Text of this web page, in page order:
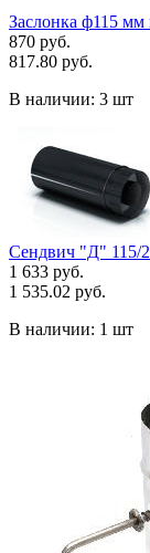
Заслонка ф115
870 руб.
817.80 руб.
В наличии: 3 шт
Сендвич "Д" 115/
1 633 руб.
1 535.02 руб.
В наличии: 1 шт